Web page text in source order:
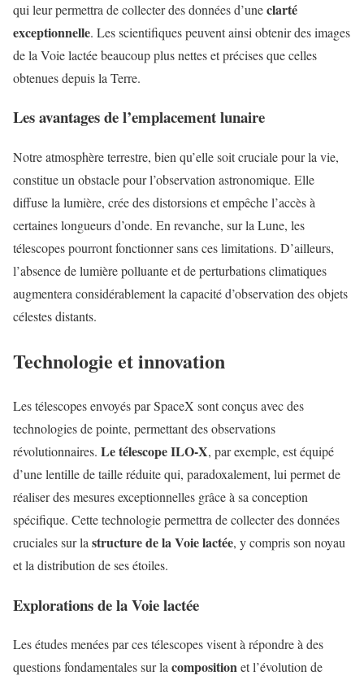
qui leur permettra de collecter des données d’uneclarté
exceptionnelle. Les scientifiques peuvent ainsi obtenir des images
de la Voie lactée beaucoup plus nettes et précises que celles
obtenues depuis la Terre.
Les avantages de l’emplacement lunaire
Notre atmosphère terrestre, bien qu’elle soit cruciale pour la vie,
constitue un obstacle pour l’observation astronomique. Elle
diffuse la lumière, crée des distorsions et empêche l’accès à
certaines longueurs d’onde. En revanche, sur la Lune, les
télescopes pourront fonctionner sans ces limitations. D’ailleurs,
l’absence de lumière polluante et de perturbations climatiques
augmentera considérablement la capacité d’observation des objets
célestes distants.
Technologie et innovation
Les télescopes envoyés par SpaceX sont conçus avec des
technologies de pointe, permettant des observations
révolutionnaires. Le télescope ILO-X, par exemple, est équipé
d’une lentille de taille réduite qui, paradoxalement, lui permet de
réaliser des mesures exceptionnelles grâce à sa conception
spécifique. Cette technologie permettra de collecter des données
cruciales sur la structure de la Voie lactée, y compris son noyau
et la distribution de ses étoiles.
Explorations de la Voie lactée
Les études menées par ces télescopes visent à répondre à des
questions fondamentales sur lacompositionet l’évolution de